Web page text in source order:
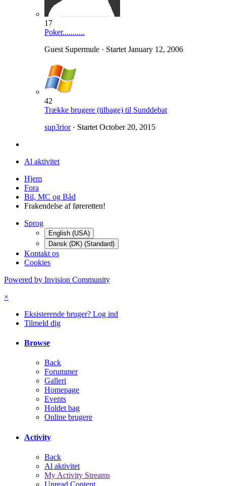
17
Poker...........
Guest Supermule · Startet January 12, 2006
42
Trække brugere (tilbage) til Sunddebat
sup3rior· Startet October 20, 2015
Al aktivitet
Hjem
Fora
Bil, MC og Båd
Frakendelse af føreretten!
Sprog
English (USA)
Dansk (DK) (Standard)
Kontakt os
Cookies
Powered by Invision Community
×
Eksisterende bruger? Log ind
Tilmeld dig
Browse
Back
Forummer
Galleri
Homepage
Events
Holdet bag
Online brugere
Activity
Back
Al aktivitet
My Activity Streams
Unread Content